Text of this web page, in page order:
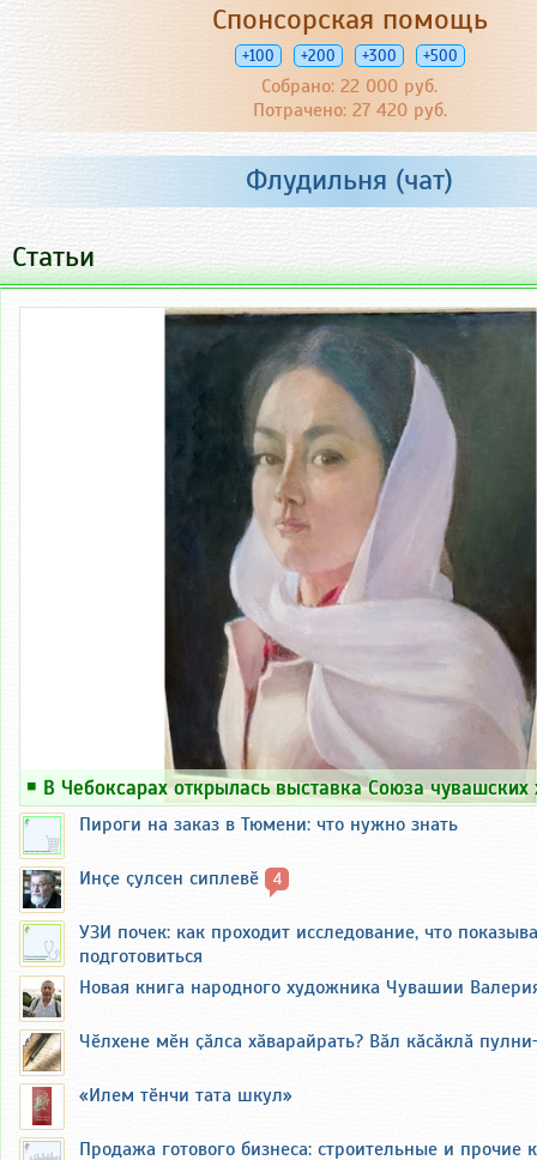
Спонсорская помощь
+100 +200 +300 +500
Собрано: 22 000 руб.
Потрачено: 27 420 руб.
Флудильня (чат)
Статьи
￭ В Чебоксарах открылась выставка Союза
Пироги на заказ в Тюмени: что нужно знать
Инҫе ҫулсен сиплевӗ 4
УЗИ почек: как проходит исследование, что
подготовиться
Новая книга народного художника Чувашии
Чӗлхене мӗн ҫӑлса хӑварайрать? Вӑл кӑсӑклӑ
«Илем тӗнчи тата шкул»
Продажа готового бизнеса: строительные и прочие